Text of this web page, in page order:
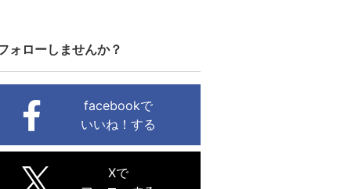
ォローしませんか？
facebookで
いいね！する
Xで